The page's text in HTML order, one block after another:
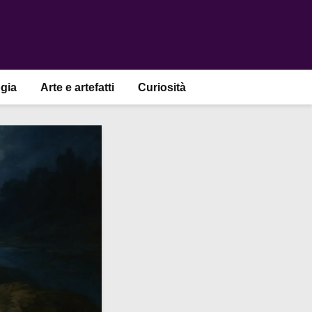
Arte e artefatti Curiosità